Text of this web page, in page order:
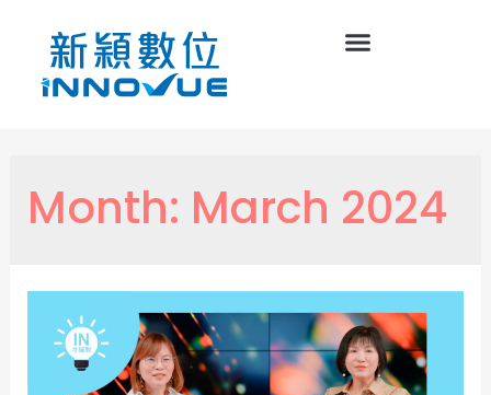
Month: March 2024